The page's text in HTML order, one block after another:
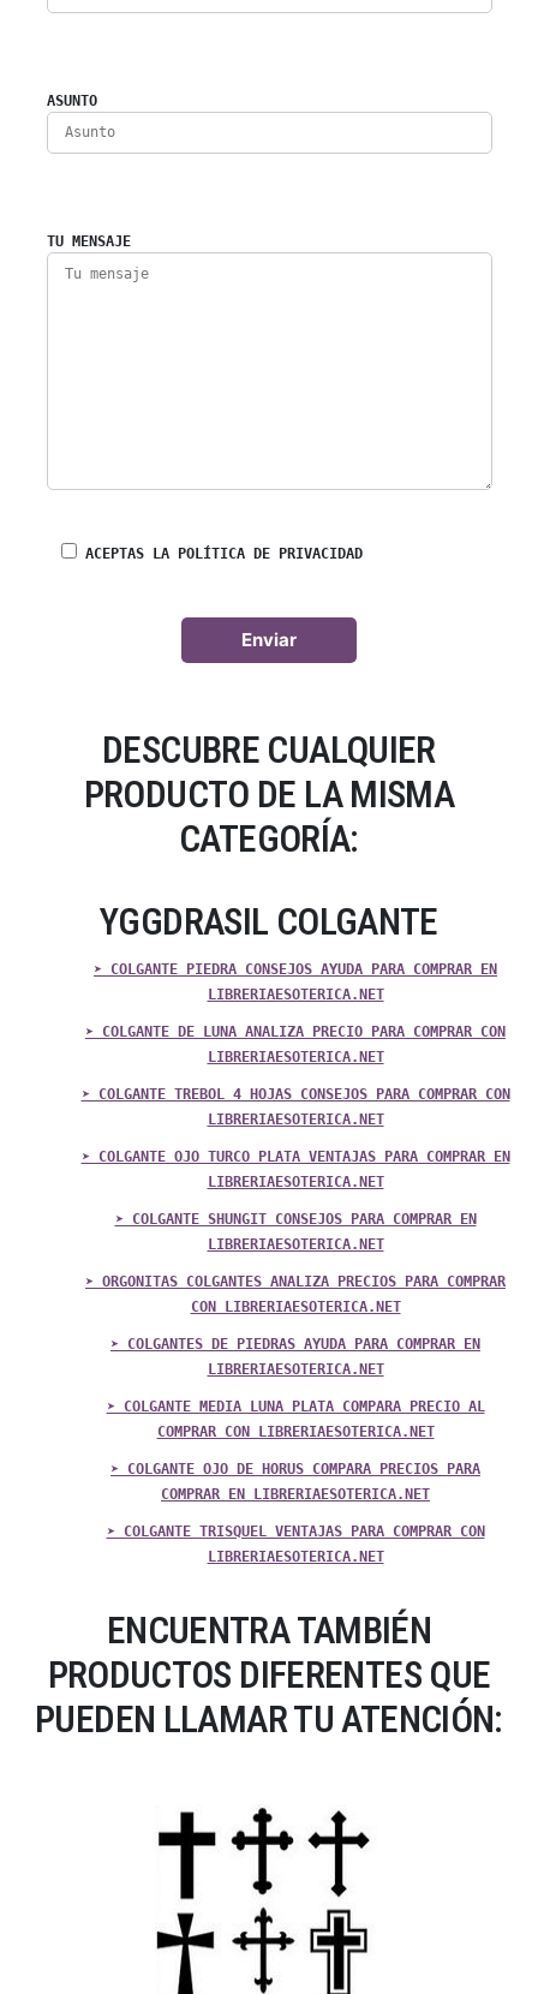
ASUNTO
TU MENSAJE
ACEPTAS LA POLÍTICA DE PRIVACIDAD
DESCUBRE CUALQUIER
PRODUCTO DE LA MISMA
CATEGORÍA:
YGGDRASIL COLGANTE
➤ COLGANTE PIEDRA CONSEJOS AYUDA PARA COMPRAR EN
LIBRERIAESOTERICA.NET
➤ COLGANTE DE LUNA ANALIZA PRECIO PARA COMPRAR CON
LIBRERIAESOTERICA.NET
➤ COLGANTE TREBOL 4 HOJAS CONSEJOS PARA COMPRAR CON
LIBRERIAESOTERICA.NET
➤ COLGANTE OJO TURCO PLATA VENTAJAS PARA COMPRAR EN
LIBRERIAESOTERICA.NET
➤ COLGANTE SHUNGIT CONSEJOS PARA COMPRAR EN
LIBRERIAESOTERICA.NET
➤ ORGONITAS COLGANTES ANALIZA PRECIOS PARA COMPRAR
CON LIBRERIAESOTERICA.NET
➤ COLGANTES DE PIEDRAS AYUDA PARA COMPRAR EN
LIBRERIAESOTERICA.NET
➤ COLGANTE MEDIA LUNA PLATA COMPARA PRECIO AL
COMPRAR CON LIBRERIAESOTERICA.NET
➤ COLGANTE OJO DE HORUS COMPARA PRECIOS PARA
COMPRAR EN LIBRERIAESOTERICA.NET
➤ COLGANTE TRISQUEL VENTAJAS PARA COMPRAR CON
LIBRERIAESOTERICA.NET
ENCUENTRA TAMBIÉN
PRODUCTOS DIFERENTES QUE
PUEDEN LLAMAR TU ATENCIÓN: